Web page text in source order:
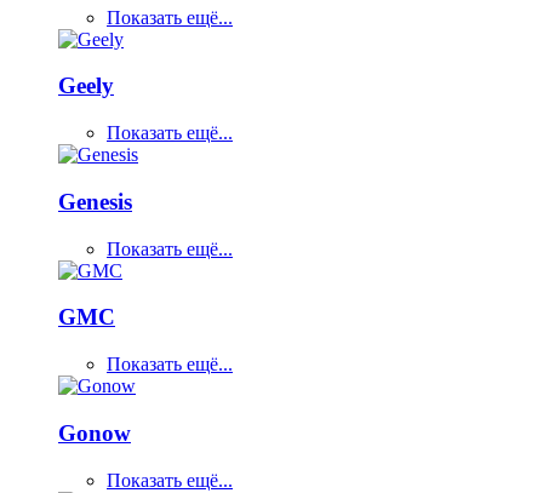
Показать ещё...
Geely
Показать ещё...
Genesis
Показать ещё...
GMC
Показать ещё...
Gonow
Показать ещё...